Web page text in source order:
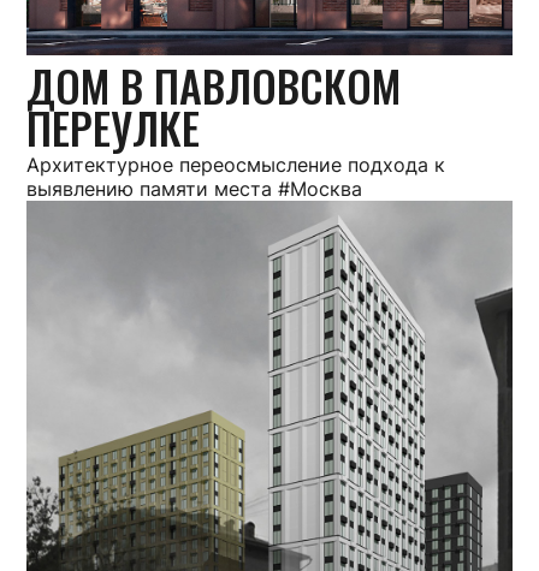
ДОМ В ПАВЛОВСКОМ
ПЕРЕУЛКЕ
Архитектурное переосмысление подхода к
выявлению памяти места #Москва